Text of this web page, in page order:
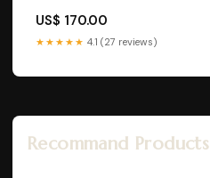
US$ 170.00
★★★★★ 4.1 (27 reviews)
Recommand Products